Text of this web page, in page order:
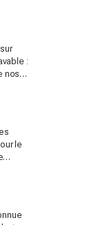
:
nos
le
vos